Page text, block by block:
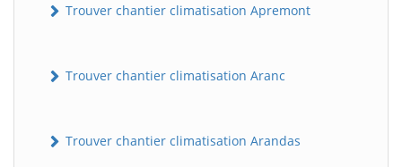
Trouver chantier climatisation Apremont
Trouver chantier climatisation Aranc
Trouver chantier climatisation Arandas